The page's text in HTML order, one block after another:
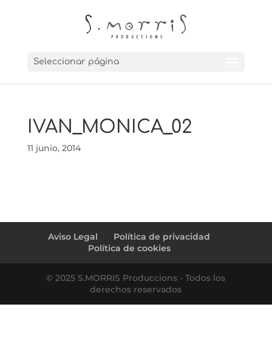
Seleccionar página
IVAN_MONICA_02
11 junio, 2014
Aviso Legal
Política de privacidad
Política de cookies
© 2025 S.MORRIS Produccions - Todos los
derechos reservados